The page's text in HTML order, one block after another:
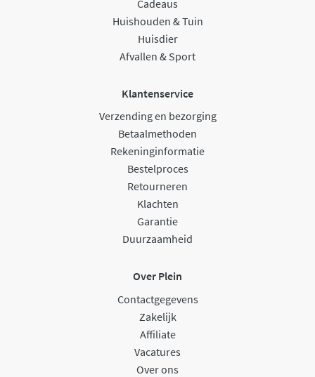
Cadeaus
Huishouden & Tuin
Huisdier
Afvallen & Sport
Klantenservice
Verzending en bezorging
Betaalmethoden
Rekeninginformatie
Bestelproces
Retourneren
Klachten
Garantie
Duurzaamheid
Over Plein
Contactgegevens
Zakelijk
Affiliate
Vacatures
Over ons